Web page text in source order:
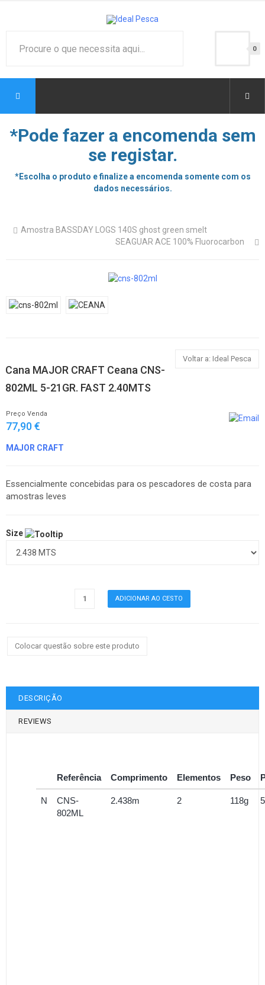
0
*Pode fazer a encomenda sem
se registar.
*Escolha o produto e finalize a encomenda somente com os
dados necessários.
Amostra BASSDAY LOGS 140S ghost green smelt
SEAGUAR ACE 100% Fluorocarbon
Voltar a: Ideal Pesca
Cana MAJOR CRAFT Ceana CNS-
802ML 5-21GR. FAST 2.40MTS
Preço Venda
77,90 €
MAJOR CRAFT
Essencialmente concebidas para os pescadores de costa para
amostras leves
Size
Colocar questão sobre este produto
DESCRIÇÃO
REVIEWS
Referência Comprimento Elementos Peso
N
CNS-
802ML
2.438m 2 118g